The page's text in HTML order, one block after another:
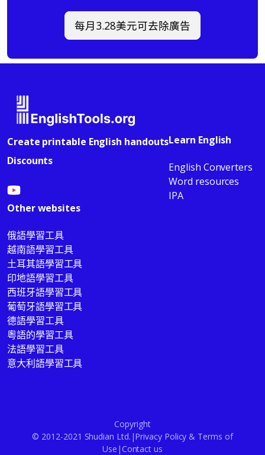
每月3.28美元可去除廣告
Create printable English handouts
Discounts
Learn English
English Converters
Word resources
IPA
Other websites
俄語學習工具
越南語學習工具
土耳其語學習工具
印地語學習工具
西班牙語學習工具
葡萄牙語學習工具
德語學習工具
粵語的學習工具
法語學習工具
意大利語學習工具
Copyright
© 2012-2021 Shudian Ltd.|Privacy Policy & Terms of
Use | Contact us